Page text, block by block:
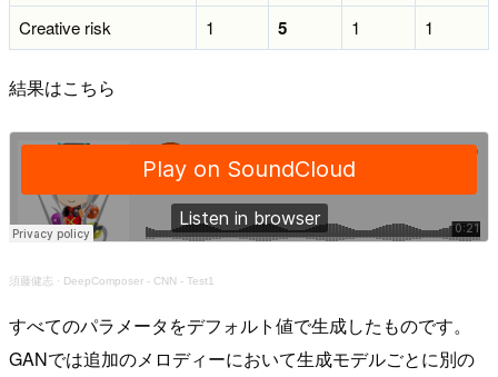
Creative risk
1 5 1 1
結果はこちら
須藤健志 · DeepComposer - CNN - Test1
すべてのパラメータをデフォルト値で生成したものです。
GANでは追加のメロディーにおいて生成モデルごとに別の